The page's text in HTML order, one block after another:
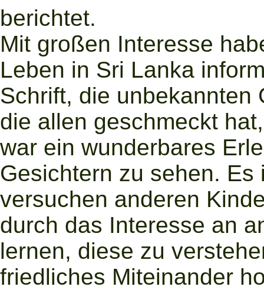
berichtet.
Mit großen Interesse
Leben in Sri Lanka
Schrift, die unbekannten
die allen geschmeckt
war ein wunderbares
Gesichtern zu sehen.
versuchen anderen
durch das Interesse an
lernen, diese zu
friedliches Miteinander